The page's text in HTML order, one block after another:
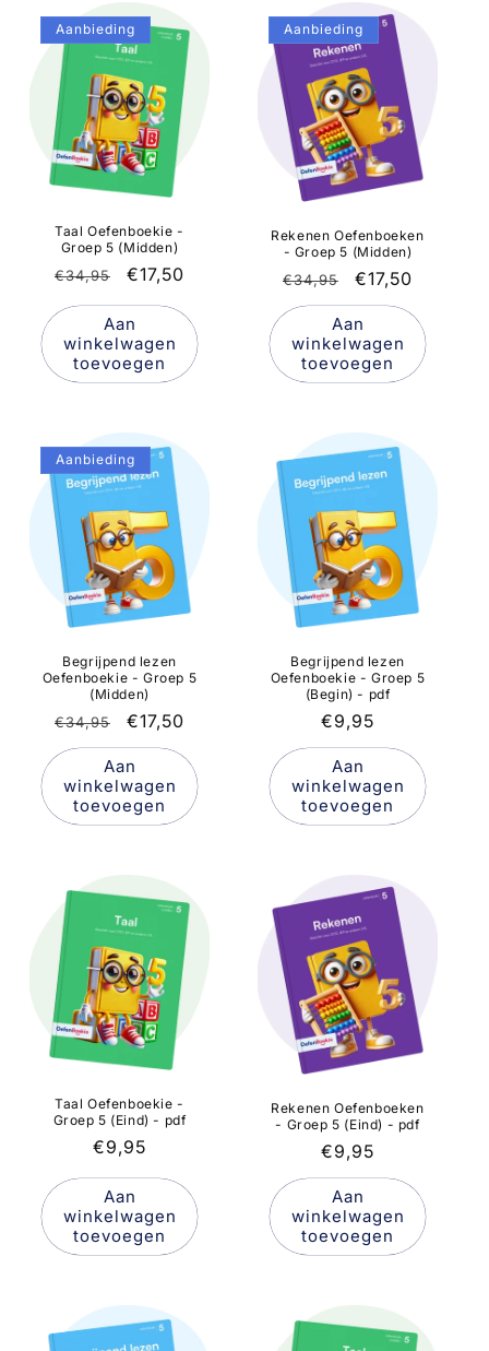
Aanbieding
Taal Oefenboekie -
Groep 5 (Midden)
Normale
prijs
€34,95 Aanbiedingsprijs
€17,50
Aan
winkelwagen
toevoegen
Aanbieding
Rekenen Oefenboeken
- Groep 5 (Midden)
Normale
prijs
€34,95 €17,50
Aan
winkelwagen
toevoegen
Aanbieding
Begrijpend lezen
Oefenboekie - Groep 5
(Midden)
Normale
prijs
€34,95 Aanbiedingsprijs
€17,50
Aan
winkelwagen
toevoegen
Begrijpend lezen
Oefenboekie - Groep 5
(Begin) - pdf
Normale
prijs
€9,95
Aan
winkelwagen
toevoegen
Taal Oefenboekie -
Groep 5 (Eind) - pdf
Normale
prijs
€9,95
Aan
winkelwagen
toevoegen
Rekenen Oefenboeken
- Groep 5 (Eind) - pdf
Normale
prijs
€9,95
Aan
winkelwagen
toevoegen